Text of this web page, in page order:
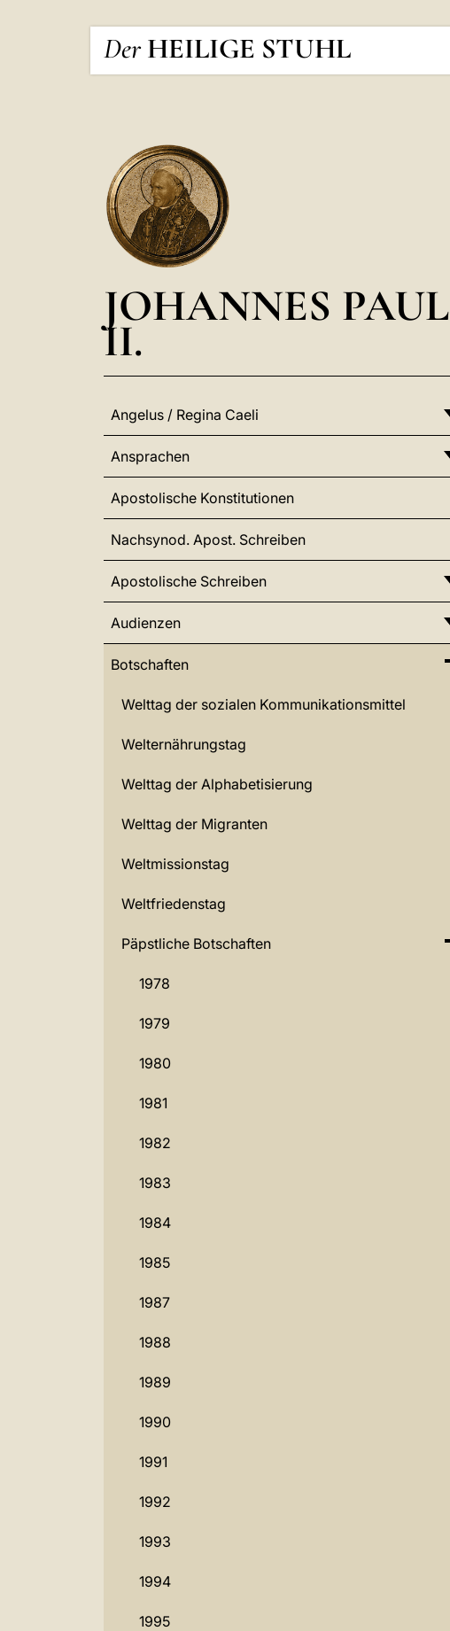
Der HEILIGE STUHL
JOHANNES PAUL
II.
Angelus / Regina Caeli
Ansprachen
Apostolische Konstitutionen
Nachsynod. Apost. Schreiben
Apostolische Schreiben
Audienzen
Botschaften
Welttag der sozialen Kommunikationsmittel
Welternährungstag
Welttag der Alphabetisierung
Welttag der Migranten
Weltmissionstag
Weltfriedenstag
Päpstliche Botschaften
1978
1979
1980
1981
1982
1983
1984
1985
1987
1988
1989
1990
1991
1992
1993
1994
1995